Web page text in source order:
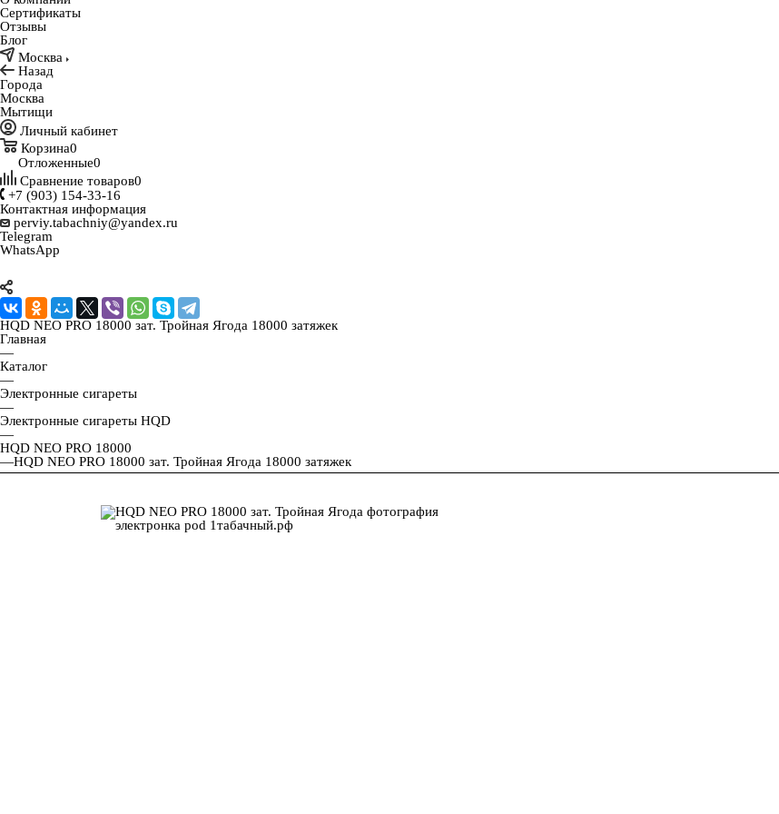
Сертификаты
Отзывы
Блог
Москва
Назад
Города
Москва
Мытищи
Личный кабинет
Корзина0
Отложенные0
Сравнение товаров0
+7 (903) 154-33-16
Контактная информация
perviy.tabachniy@yandex.ru
Telegram
WhatsApp
HQD NEO PRO 18000 зат. Тройная Ягода 18000 затяжек
Главная
—
Каталог
—
Электронные сигареты
—
Электронные сигареты HQD
—
HQD NEO PRO 18000
—HQD NEO PRO 18000 зат. Тройная Ягода 18000 затяжек